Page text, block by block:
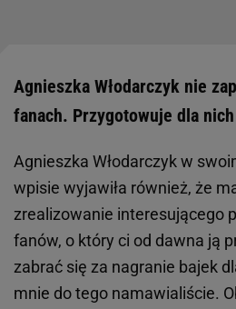
Agnieszka Włodarczyk nie
fanach. Przygotowuje dla
Agnieszka Włodarczyk w
wpisie wyjawiła również, że
zrealizowanie interesującego
fanów, o który ci od dawna ją
zabrać się za nagranie bajek
mnie do tego namawialiście.